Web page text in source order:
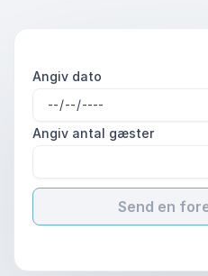
Angiv dato
Angiv antal gæster
Send en